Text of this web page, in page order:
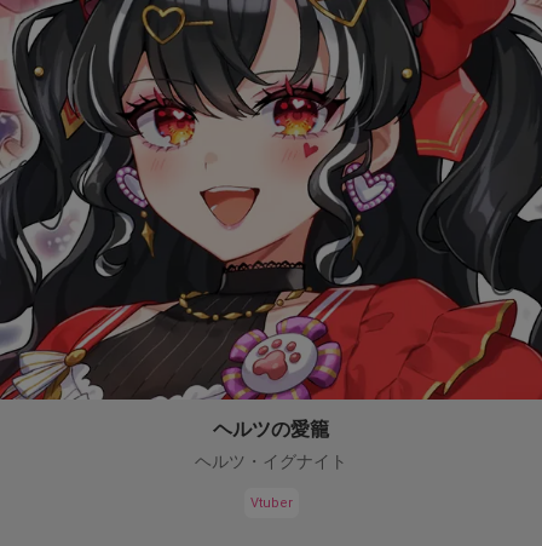
ヘルツの愛籠
ヘルツ・イグナイト
Vtuber